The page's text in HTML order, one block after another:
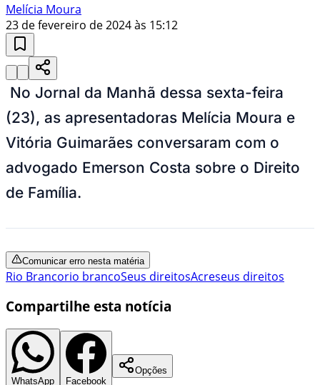
Melícia Moura
23 de fevereiro de 2024 às 15:12
No Jornal da Manhã dessa sexta-feira
(23), as apresentadoras Melícia Moura e
Vitória Guimarães conversaram com o
advogado Emerson Costa sobre o Direito
de Família.
Comunicar erro nesta matéria
Rio Brancorio brancoSeus direitosAcreseus direitos
Compartilhe esta notícia
WhatsApp Facebook
Opções